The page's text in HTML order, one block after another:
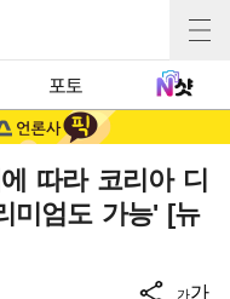
포토
따라 코리아 디
미엄도 가능' [뉴
가가